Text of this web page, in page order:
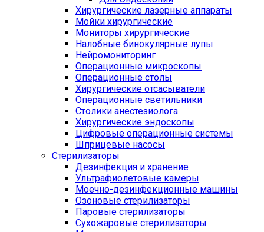
Хирургические лазерные аппараты
Мойки хирургические
Мониторы хирургические
Налобные бинокулярные лупы
Нейромониторинг
Операционные микроскопы
Операционные столы
Хирургические отсасыватели
Операционные светильники
Столики анестезиолога
Хирургические эндоскопы
Цифровые операционные системы
Шприцевые насосы
Стерилизаторы
Дезинфекция и хранение
Ультрафиолетовые камеры
Моечно-дезинфекционные машины
Озоновые стерилизаторы
Паровые стерилизаторы
Сухожаровые стерилизаторы